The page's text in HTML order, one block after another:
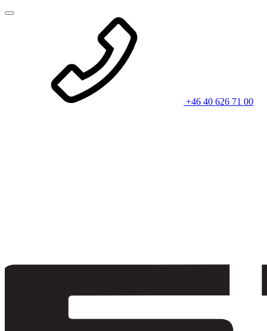
+46 40 626 71 00